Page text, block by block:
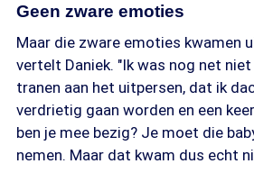
Geen zware emoties
Maar die zware emoties kwamen
vertelt Daniek. "Ik was nog net
tranen aan het uitpersen, dat ik
verdrietig gaan worden en een
ben je mee bezig? Je moet die
nemen. Maar dat kwam dus echt